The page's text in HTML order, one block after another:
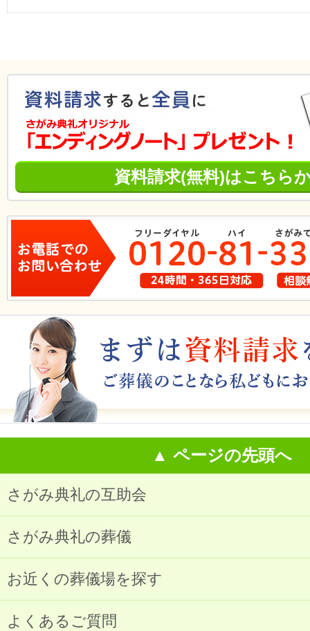
資料請求(無料)はこちら
▲ ページの先頭へ
さがみ典礼の互助会
さがみ典礼の葬儀
お近くの葬儀場を探す
よくあるご質問